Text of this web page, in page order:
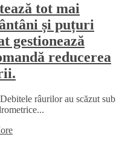
tot mai
și puțuri
gestionează
reducerea
râurilor au scăzut sub